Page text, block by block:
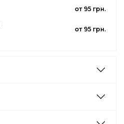
от 95 грн.
от 95 грн.